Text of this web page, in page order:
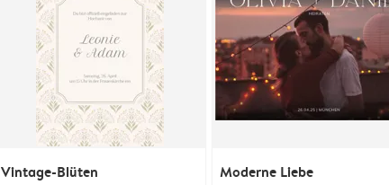
Vintage-Blüten Moderne Liebe